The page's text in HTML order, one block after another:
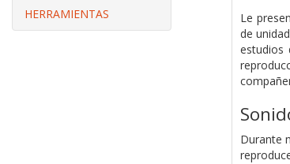
HERRAMIENTAS
Le
de
estudios
Durante